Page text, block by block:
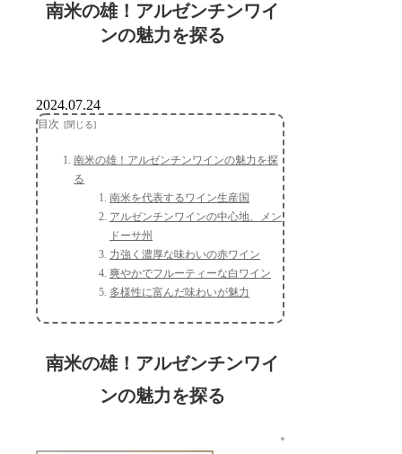
南米の雄！アルゼンチンワイ
ンの魅力を探る
2024.07.24
目次
南米の雄！アルゼンチンワインの魅力を探
る
南米を代表するワイン生産国
アルゼンチンワインの中心地、メン
ドーサ州
力強く濃厚な味わいの赤ワイン
爽やかでフルーティーな白ワイン
多様性に富んだ味わいが魅力
南米の雄！アルゼンチンワイ
ンの魅力を探る